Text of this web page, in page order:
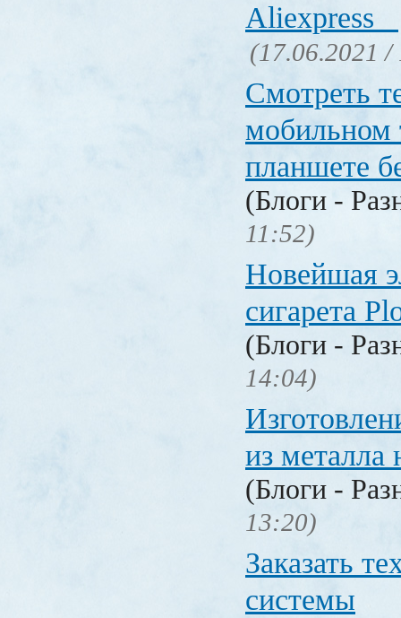
Aliexpress
(17.06.2021 /
Смотреть
мобильном
планшете
(Блоги -
11:52)
Новейшая
сигарета
(Блоги -
14:04)
из
(Блоги -
13:20)
Заказать
системы